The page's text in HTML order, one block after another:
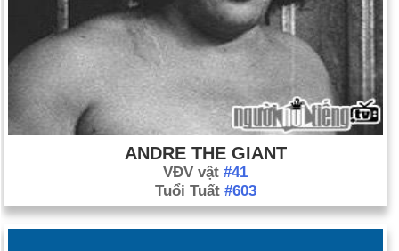
ANDRE THE GIANT
VĐV vật #41
Tuổi Tuất #603